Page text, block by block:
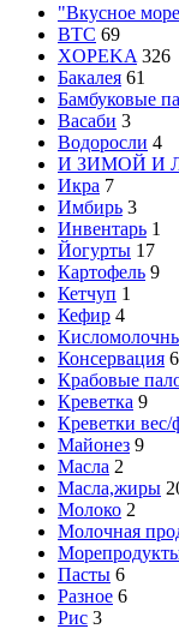
"Вкусное
BTC 69
XOPEKA 326
Бакалея 61
Бамбуковые
Васаби 3
Водоросли 4
И ЗИМОЙ И
Икра 7
Имбирь 3
Инвентарь 1
Йогурты 17
Картофель 9
Кетчуп 1
Кефир 4
Консервация 6
Крабовые
Креветка 9
Креветки вес/
Майонез 9
Масла 2
Масла,жиры
Молоко 2
Молочная
Пасты 6
Разное 6
Рис 3